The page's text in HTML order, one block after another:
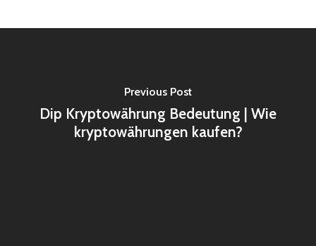
Previous Post
Dip Kryptowährung Bedeutung | Wie
kryptowährungen kaufen?